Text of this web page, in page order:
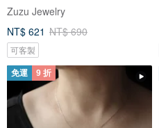
Zuzu Jewelry
NT$ 621 NT$ 690
可客製
免運 9 折